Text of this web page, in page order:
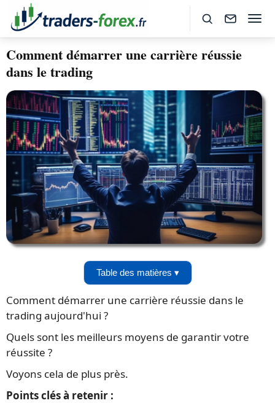
Comment démarrer une carrière réussie
dans le trading
Table des matières ▾
Comment démarrer une carrière réussie dans le
trading aujourd'hui ?
Quels sont les meilleurs moyens de garantir votre
réussite ?
Voyons cela de plus près.
Points clés à retenir :